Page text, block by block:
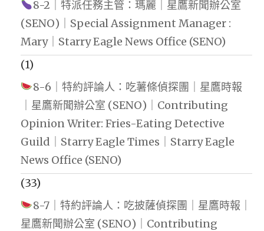
8-2｜特派任務主管：瑪麗｜星鷹新聞辦公室
(SENO)｜Special Assignment Manager :
Mary｜Starry Eagle News Office (SENO)
(1)
8-6｜特約評論人：吃薯條偵探團｜星鷹時報
｜星鷹新聞辦公室 (SENO)｜Contributing
Opinion Writer: Fries-Eating Detective
Guild｜Starry Eagle Times｜Starry Eagle
News Office (SENO)
(33)
8-7｜特約評論人：吃披薩偵探團｜星鷹時報｜
星鷹新聞辦公室 (SENO)｜Contributing